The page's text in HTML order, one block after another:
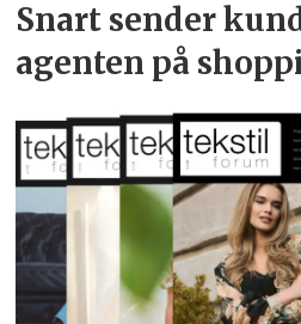
Snart sender
agenten på